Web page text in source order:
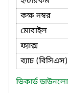
কক্ষ নম্বর
মোবাইল
ফ্যাক্স
ব্যাচ (বিসিএস)
ভিকার্ড